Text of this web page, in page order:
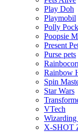
Play Doh
Playmobil
Polly
Poopsie
Present
Purse pets
Rainbow
Spin
Star Wars
VTech
X-SHOT